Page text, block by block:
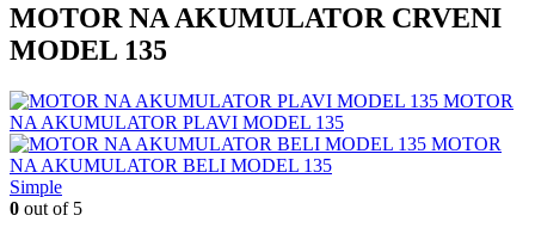
MOTOR NA AKUMULATOR CRVENI
MODEL 135
MOTOR
NA AKUMULATOR PLAVI MODEL 135
MOTOR
NA AKUMULATOR BELI MODEL 135
Simple
0 out of 5